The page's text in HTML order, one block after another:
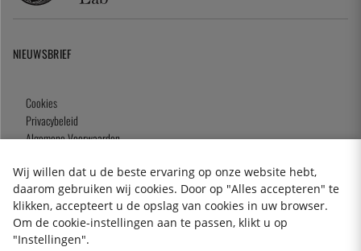
NIEUWSBRIEF
Cookies
Privacybeleid
Algemene Voorwaarden
2026 KitchenLab AB
Wij willen dat u de beste ervaring op onze website hebt,
daarom gebruiken wij cookies. Door op "Alles accepteren" te
klikken, accepteert u de opslag van cookies in uw browser.
Om de cookie-instellingen aan te passen, klikt u op
"Instellingen".